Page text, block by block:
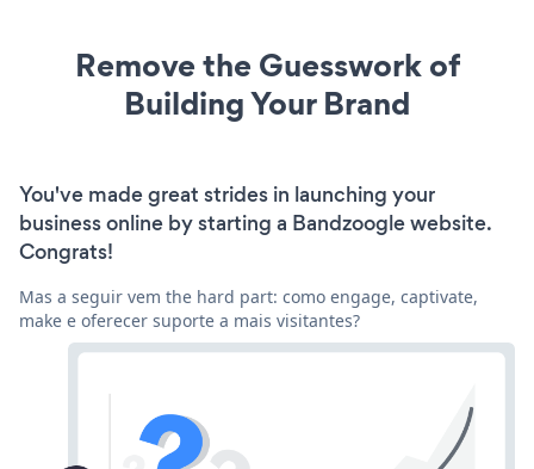
Remove the Guesswork of
Building Your Brand
You've made great strides in launching your
business online by starting a Bandzoogle website.
Congrats!
Mas a seguir vem the hard part: como engage, captivate,
make e oferecer suporte a mais visitantes?